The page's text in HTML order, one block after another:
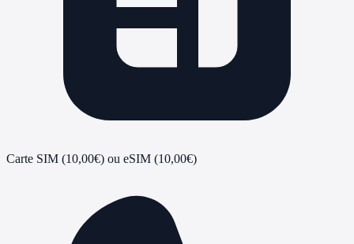
Carte SIM (10,00€) ou eSIM (10,00€)